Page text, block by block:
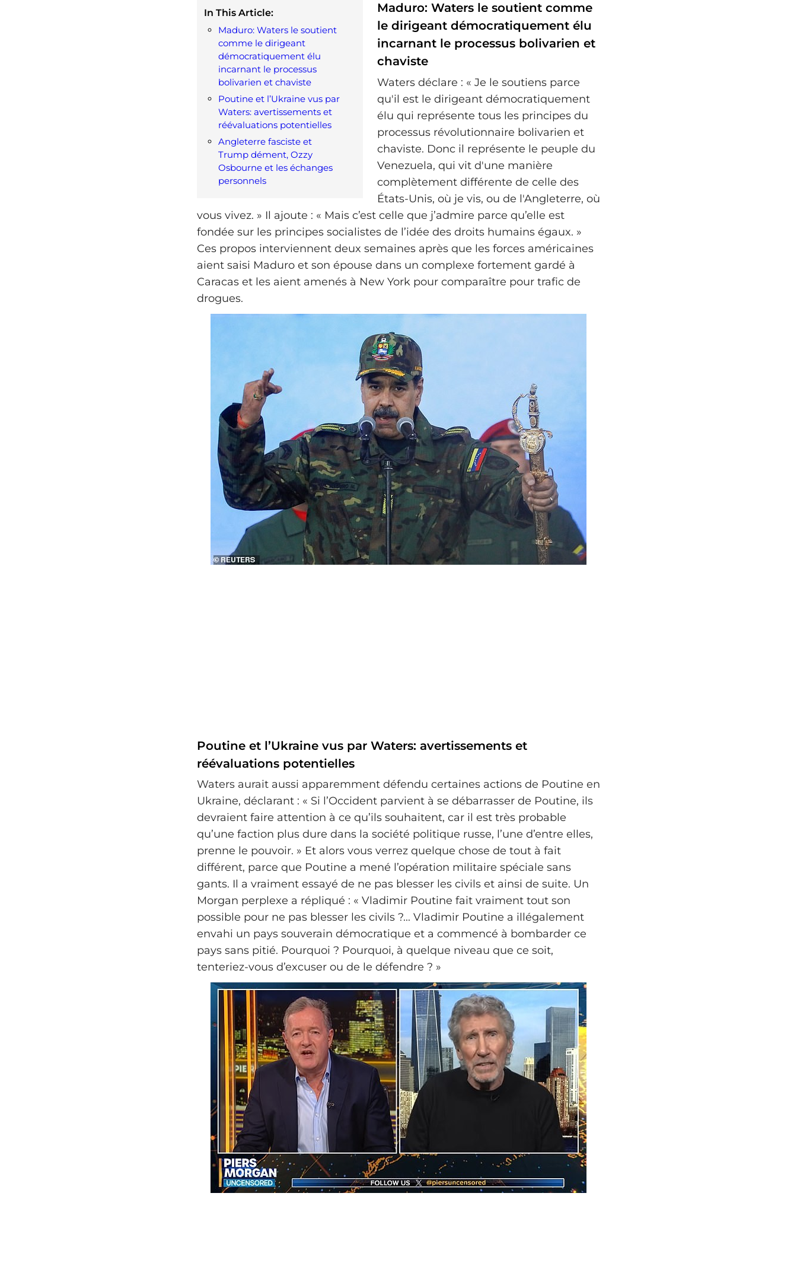
In This Article:
Maduro: Waters le soutient
comme le dirigeant
démocratiquement élu
incarnant le processus
bolivarien et chaviste
Poutine et l’Ukraine vus par
Waters: avertissements et
réévaluations potentielles
Angleterre fasciste et
Trump dément, Ozzy
Osbourne et les échanges
personnels
Maduro: Waters le soutient comme
le dirigeant démocratiquement élu
incarnant le processus bolivarien et
chaviste
Waters déclare : « Je le soutiens parce
qu'il est le dirigeant démocratiquement
élu qui représente tous les principes du
processus révolutionnaire bolivarien et
chaviste. Donc il représente le peuple du
Venezuela, qui vit d'une manière
complètement différente de celle des
États‑Unis, où je vis, ou de l'Angleterre, où
vous vivez. » Il ajoute : « Mais c’est celle que j’admire parce qu’elle est
fondée sur les principes socialistes de l’idée des droits humains égaux. »
Ces propos interviennent deux semaines après que les forces américaines
aient saisi Maduro et son épouse dans un complexe fortement gardé à
Caracas et les aient amenés à New York pour comparaître pour trafic de
drogues.
Poutine et l’Ukraine vus par Waters: avertissements et
réévaluations potentielles
Waters aurait aussi apparemment défendu certaines actions de Poutine en
Ukraine, déclarant : « Si l’Occident parvient à se débarrasser de Poutine, ils
devraient faire attention à ce qu’ils souhaitent, car il est très probable
qu’une faction plus dure dans la société politique russe, l’une d’entre elles,
prenne le pouvoir. » Et alors vous verrez quelque chose de tout à fait
différent, parce que Poutine a mené l’opération militaire spéciale sans
gants. Il a vraiment essayé de ne pas blesser les civils et ainsi de suite. Un
Morgan perplexe a répliqué : « Vladimir Poutine fait vraiment tout son
possible pour ne pas blesser les civils ?... Vladimir Poutine a illégalement
envahi un pays souverain démocratique et a commencé à bombarder ce
pays sans pitié. Pourquoi ? Pourquoi, à quelque niveau que ce soit,
tenteriez-vous d’excuser ou de le défendre ? »